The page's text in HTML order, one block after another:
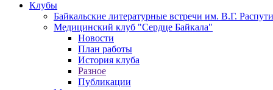
Клубы
Байкальские литературные встречи им. В.Г.
Медицинский клуб "Сердце Байкала"
Новости
План работы
История клуба
Разное
Публикации